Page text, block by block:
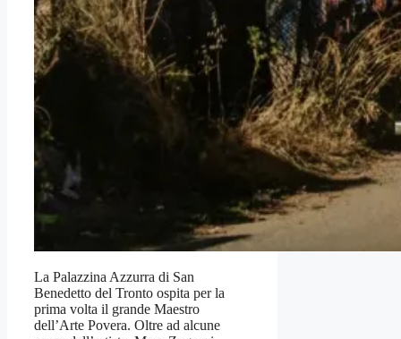
La Palazzina Azzurra di San
Benedetto del Tronto ospita per la
prima volta il grande Maestro
dell’Arte Povera. Oltre ad alcune